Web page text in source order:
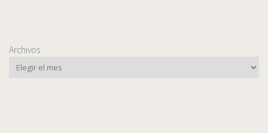
Archivos